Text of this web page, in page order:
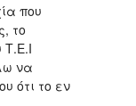
που
το
να
ότι το εν